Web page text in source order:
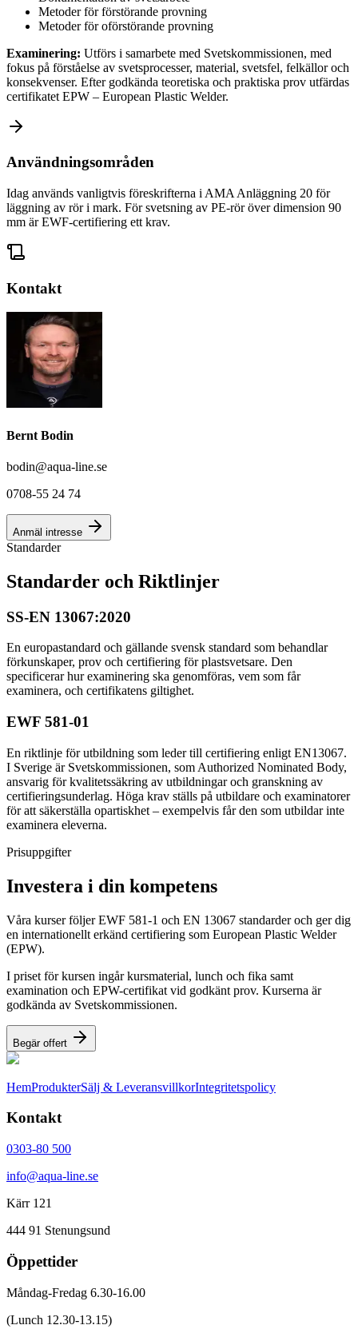
Metoder för förstörande provning
Metoder för oförstörande provning
Examinering: Utförs i samarbete med Svetskommissionen, med
fokus på förståelse av svetsprocesser, material, svetsfel, felkällor och
konsekvenser. Efter godkända teoretiska och praktiska prov utfärdas
certifikatet EPW – European Plastic Welder.
Användningsområden
Idag används vanligtvis föreskrifterna i AMA Anläggning 20 för
läggning av rör i mark. För svetsning av PE-rör över dimension 90
mm är EWF-certifiering ett krav.
Kontakt
Bernt Bodin
bodin@aqua-line.se
0708-55 24 74
Anmäl intresse
Standarder
Standarder och Riktlinjer
SS-EN 13067:2020
En europastandard och gällande svensk standard som behandlar
förkunskaper, prov och certifiering för plastsvetsare. Den
specificerar hur examinering ska genomföras, vem som får
examinera, och certifikatens giltighet.
EWF 581-01
En riktlinje för utbildning som leder till certifiering enligt EN13067.
I Sverige är Svetskommissionen, som Authorized Nominated Body,
ansvarig för kvalitetssäkring av utbildningar och granskning av
certifieringsunderlag. Höga krav ställs på utbildare och examinatorer
för att säkerställa opartiskhet – exempelvis får den som utbildar inte
examinera eleverna.
Prisuppgifter
Investera i din kompetens
Våra kurser följer EWF 581-1 och EN 13067 standarder och ger dig
en internationellt erkänd certifiering som European Plastic Welder
(EPW).
I priset för kursen ingår kursmaterial, lunch och fika samt
examination och EPW-certifikat vid godkänt prov. Kurserna är
godkända av Svetskommissionen.
Begär offert
HemProdukterSälj & LeveransvillkorIntegritetspolicy
Kontakt
0303-80 500
info@aqua-line.se
Kärr 121
444 91 Stenungsund
Öppettider
Måndag-Fredag 6.30-16.00
(Lunch 12.30-13.15)